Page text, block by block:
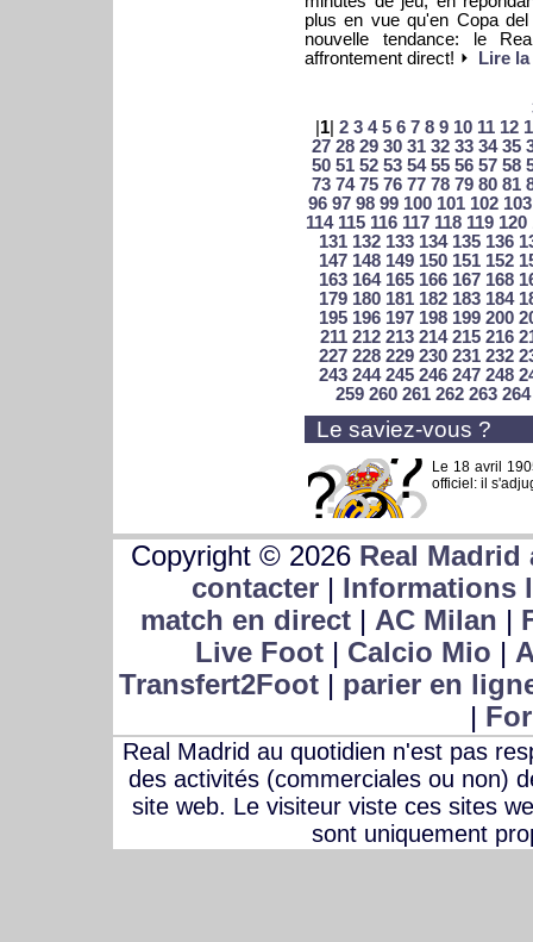
plus en vue qu'en Copa
nouvelle tendance: le
affrontement direct!
Lire
1| 2 3 4 5 6 7 8 9 10 11 12
27 28 29 30 31 32 33 34 35
50 51 52 53 54 55 56 57 58
73 74 75 76 77 78 79 80 81
96 97 98 99 100 101 102 103
114 115 116 117 118 119 120
131 132 133 134 135 136
147 148 149 150 151 152
163 164 165 166 167 168
179 180 181 182 183 184
195 196 197 198 199 200
211 212 213 214 215 216
227 228 229 230 231 232
243 244 245 246 247 248
259 260 261 262 263 264
Le saviez-vous ?
Le 18 avril
officiel: il
Copyright © 2026 Real
contacter | Informations
match en direct| AC Milan |
Live Foot| Calcio Mio |
Transfert2Foot | parier en
|
Real Madrid au quotidien n'est pas
des activités (commerciales ou non)
site web. Le visiteur viste ces sites
sont uniquement